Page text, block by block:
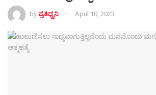
by ಪ್ರತಿಧ್ವನಿ April 10, 2023